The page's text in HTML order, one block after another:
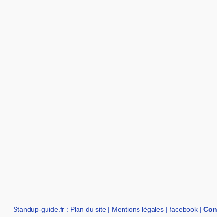
Standup-guide.fr: Plan du site| Mentions légales| facebook|